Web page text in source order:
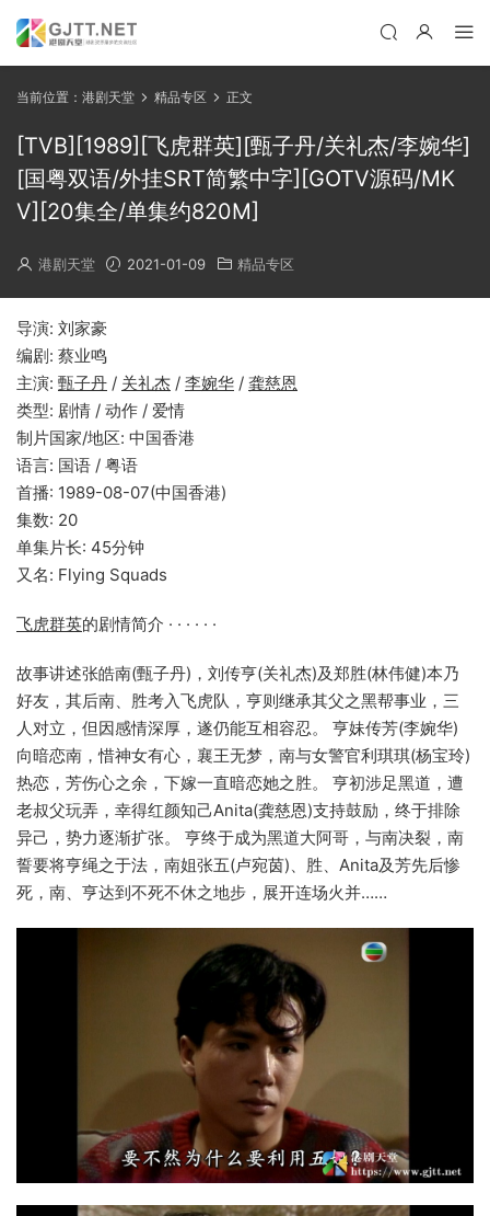
当前位置： 港剧天堂 精品专区 正文
[TVB][1989][飞虎群英][甄子丹/关礼杰/李婉华]
[国粤双语/外挂SRT简繁中字][GOTV源码/MK
V][20集全/单集约820M]
港剧天堂 2021-01-09 精品专区
导演: 刘家豪
编剧: 蔡业鸣
主演: 甄子丹 / 关礼杰 / 李婉华 / 龚慈恩
类型: 剧情 / 动作 / 爱情
制片国家/地区: 中国香港
语言: 国语 / 粤语
首播: 1989-08-07(中国香港)
集数: 20
单集片长: 45分钟
又名: Flying Squads
飞虎群英的剧情简介 · · · · · ·
故事讲述张皓南(甄子丹)，刘传亨(关礼杰)及郑胜(林伟健)本乃
好友，其后南、胜考入飞虎队，亨则继承其父之黑帮事业，三
人对立，但因感情深厚，遂仍能互相容忍。 亨妹传芳(李婉华)
向暗恋南，惜神女有心，襄王无梦，南与女警官利琪琪(杨宝玲)
热恋，芳伤心之余，下嫁一直暗恋她之胜。 亨初涉足黑道，遭
老叔父玩弄，幸得红颜知己Anita(龚慈恩)支持鼓励，终于排除
异己，势力逐渐扩张。 亨终于成为黑道大阿哥，与南决裂，南
誓要将亨绳之于法，南姐张五(卢宛茵)、胜、Anita及芳先后惨
死，南、亨达到不死不休之地步，展开连场火并……